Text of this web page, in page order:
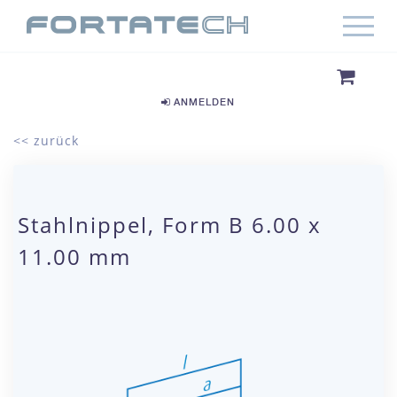
ANMELDEN
<< zurück
Stahlnippel, Form B 6.00 x
11.00 mm